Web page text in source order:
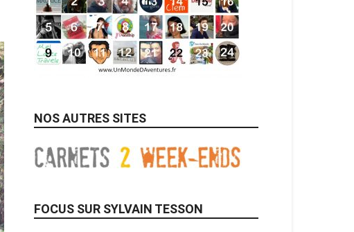
NOS AUTRES SITES
FOCUS SUR SYLVAIN TESSON